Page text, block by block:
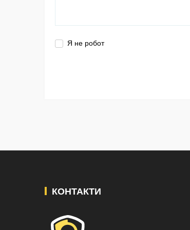
Я не робот
КОНТАКТИ